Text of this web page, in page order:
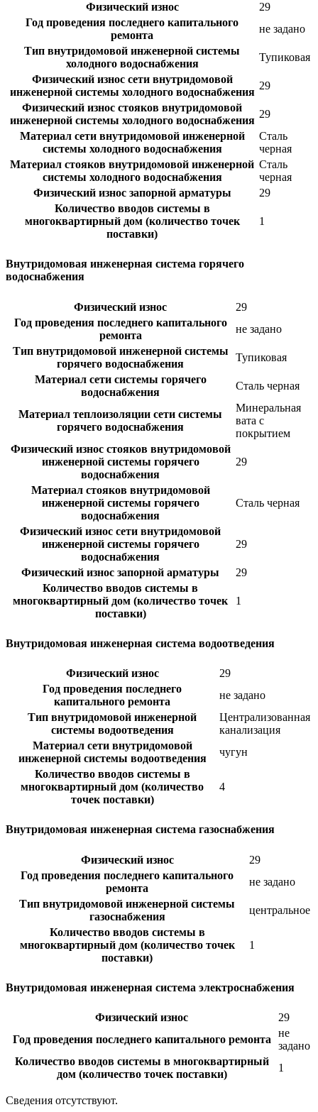
Физический износ
29
Год проведения последнего капитального
ремонта
не задано
Тип внутридомовой инженерной системы
холодного водоснабжения
Тупиковая
Физический износ сети внутридомовой
инженерной системы холодного водоснабжения
29
Физический износ стояков внутридомовой
инженерной системы холодного водоснабжения
29
Материал сети внутридомовой инженерной
системы холодного водоснабжения
Сталь
черная
Материал стояков внутридомовой инженерной
системы холодного водоснабжения
Сталь
черная
Физический износ запорной арматуры
29
Количество вводов системы в
многоквартирный дом (количество точек
поставки)
1
Внутридомовая инженерная система горячего
водоснабжения
Физический износ
29
Год проведения последнего капитального
ремонта
не задано
Тип внутридомовой инженерной системы
горячего водоснабжения
Тупиковая
Материал сети системы горячего
водоснабжения
Сталь черная
Материал теплоизоляции сети системы
горячего водоснабжения
Минеральная
вата с
покрытием
Физический износ стояков внутридомовой
инженерной системы горячего
водоснабжения
29
Материал стояков внутридомовой
инженерной системы горячего
водоснабжения
Сталь черная
Физический износ сети внутридомовой
инженерной системы горячего
водоснабжения
29
Физический износ запорной арматуры
29
Количество вводов системы в
многоквартирный дом (количество точек
поставки)
1
Внутридомовая инженерная система водоотведения
Физический износ
29
Год проведения последнего
капитального ремонта
не задано
Тип внутридомовой инженерной
системы водоотведения
Централизованная
канализация
Материал сети внутридомовой
инженерной системы водоотведения
чугун
Количество вводов системы в
многоквартирный дом (количество
точек поставки)
4
Внутридомовая инженерная система газоснабжения
Физический износ
29
Год проведения последнего капитального
ремонта
не задано
Тип внутридомовой инженерной системы
газоснабжения
центральное
Количество вводов системы в
многоквартирный дом (количество точек
поставки)
1
Внутридомовая инженерная система электроснабжения
Физический износ
29
Год проведения последнего капитального ремонта
не
задано
Количество вводов системы в многоквартирный
дом (количество точек поставки)
1
Сведения отсутствуют.